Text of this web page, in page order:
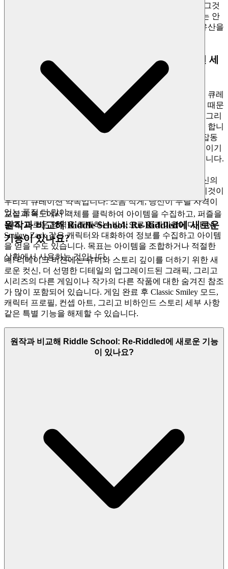
리더보드의 최고 자리를 쫓아가며, 그것
이 진정한 기술의 시험이라는 것을 알 수 있습니다. 우리는 안
전하고 공정한 놀이터를 만들기 때문에, 당신은 당신의 유산을
4. 플레이어에 대한 존중: 큐레이션된, 품질 우선 세
우리는 단순히 게임을 호스팅하는 것이 아닙니다; 경험을 큐레
이션합니다. 당신의 지성과 분별력 있는 취향을 존중하기 때문
에, 우리는 각 타이틀을 세심하게 선별하여 품질, 몰입도, 그리
고 순수한 재미에 대한 우리의 엄격한 기준을 충족하도록 합니
다. 여기서는 평범함의 혼란스러운 홍수 대신, 침입적인 잡동
사니나 성능을 떨어뜨리는 부풀림 없이 최고의 것을 선보이기
위해 설계된 간결하고 우아한 인터페이스를 찾을 수 있습니다.
를 특징으로 하는 이유는 그것이 당신의
시간에 가치 있는 뛰어난 게임이라고 믿기 때문입니다. 이것이
우리의 큐레이션 약속입니다: 소음 적게, 당신이 누릴 자격이
있는 품질 더 많이.
교실과 복도에서 객체를 클릭하여 아이템을 수집하고, 퍼즐을
풀며, 새로운 영역을 해제하는 방식으로 플레이합니다. Fred,
Smiley, Zack 같은 캐릭터와 대화하여 정보를 수집하고 아이템
을 얻을 수도 있습니다. 목표는 아이템을 조합하거나 적절한
상황에서 사용하는 것입니다.
원작과 비교해 Riddle School: Re-Riddled에 새로운
기능이 있나요?
네! 리메이크 버전에는 유머와 스토리 깊이를 더하기 위한 새
로운 컷신, 더 선명한 디테일의 업그레이드된 그래픽, 그리고
시리즈의 다른 게임이나 작가의 다른 작품에 대한 숨겨진 참조
가 많이 포함되어 있습니다. 게임 완료 후 Classic Smiley 모드,
캐릭터 프로필, 컨셉 아트, 그리고 비하인드 스토리 세부 사항
같은 특별 기능을 해제할 수 있습니다.
원작과 비교해 Riddle School: Re-Riddled에 새로운 기능
이 있나요?